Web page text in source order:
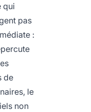
qui
pas
:
de
le
non